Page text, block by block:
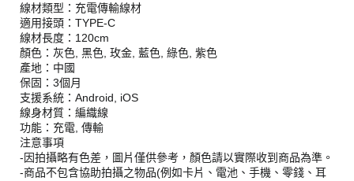
線材類型：充電傳輸線材
適用接頭：TYPE-C
線材長度：120cm
顏色：灰色, 黑色, 玫金, 藍色, 綠色, 紫色
產地：中國
保固：3個月
支援系統：Android, iOS
線身材質：編織線
功能：充電, 傳輸
注意事項
-因拍攝略有色差，圖片僅供參考，顏色請以實際收到商品為準。
-商品不包含協助拍攝之物品(例如卡片、電池、手機、零錢、耳